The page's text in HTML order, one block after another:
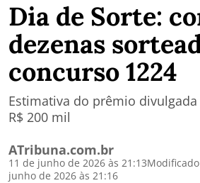
Dia de Sorte:
dezenas
concurso 1224
Estimativa do prêmio divulgada
R$ 200 mil
ATribuna.com.br
11 de junho de 2026 às 21:13
junho de 2026 às 21:16